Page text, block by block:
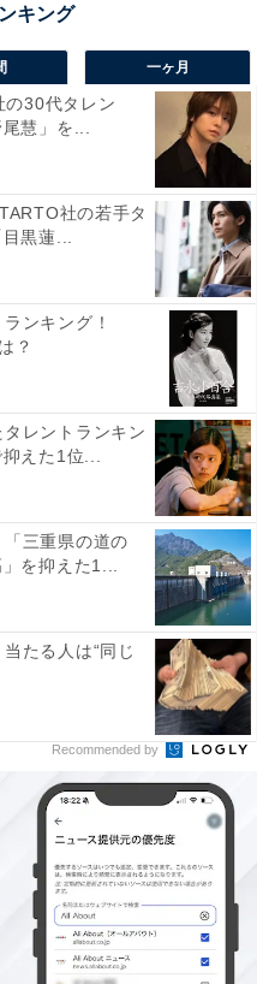
159票
」は、『日本書記』にも
泉で、兵庫県の「有馬温
と並んで「日本三古湯」
なアルカリ性単純泉の泉
しても利用され、聖徳太
くの文人墨客が訪れてい
後温泉本館」や商店街
、レトロモダンな温泉街
んでいて、行くたびに楽
40代女性／香川県）、
か」（40代女性／愛知
行に行ったときに訪れた
からオレンジジュースが
」（20代女性／大阪
り宿も温泉もとても満足
）などのコメントが寄せ
ママです
フィール
メトピックスなどを中
ライター。時々、店舗
。All AboutおよびAll
一ヶ月
の30代タレン
慧」を...
社の若手タ
黒蓮...
ンキング！
？
タレントランキン
えた1位...
三重県の道の
を抑えた1...
たる人は“同じ
Recommended by